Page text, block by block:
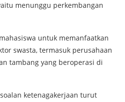
menunggu perkembangan
untuk memanfaatkan
swasta, termasuk perusahaan
tambang yang beroperasi di
ketenagakerjaan turut